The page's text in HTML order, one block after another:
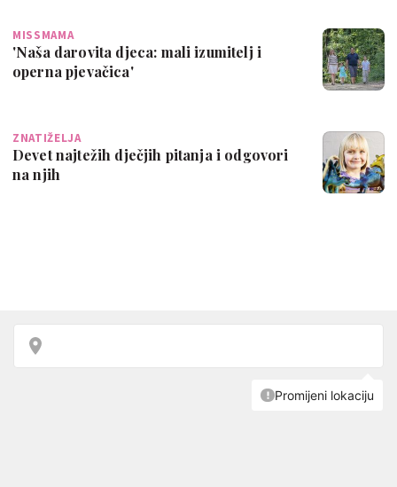
MISSMAMA
'Naša darovita djeca: mali izumitelj i
operna pjevačica'
ZNATIŽELJA
Devet najtežih dječjih pitanja i odgovori
na njih